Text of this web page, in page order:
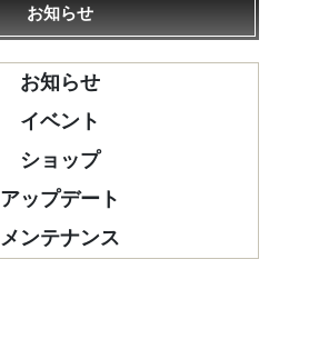
お知らせ
お知らせ
イベント
ショップ
アップデート
メンテナンス